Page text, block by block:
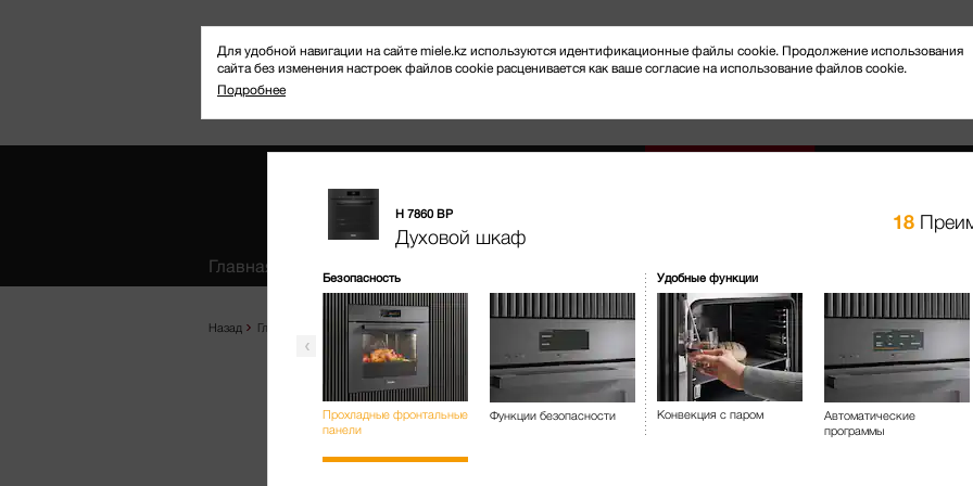
Для удобной навигации на сайте miele.kz используются идентификационные файлы cookie. Продолжение использования
сайта без изменения настроек файлов cookie расценивается как ваше согласие на использование файлов cookie.
Подробнее
Назад Главная Продукты Выпекание и приготовление на пару Духовые шкафы с СВЧ
H 7860 BP
Духовой шкаф С
Избранное
Главная
H 7860 BP
Духовой шкаф
18
Безопасность
Прохладные фронтальные
панели
Функции безопасности
Удобные функции
Конвекция с паром
Автоматические
программы